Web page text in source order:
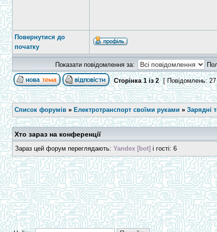
Повернутися до
початку
Показати повідомлення за:
Сторінка1із2 [ Повідомлень:
Список форумів » Електротранспорт своїми руками » Зарядні
Хто зараз на конференції
Зараз цей форум переглядають: Yandex [bot] і гості: 6